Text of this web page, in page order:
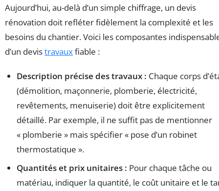
Aujourd’hui, au-delà d’un simple chiffrage, un devis
rénovation doit refléter fidèlement la complexité et les
besoins du chantier. Voici les composantes
d’un devistravauxfiable :
Description précise des travaux : Chaque corps
(démolition, maçonnerie, plomberie, électricité,
revêtements, menuiserie) doit être explicitement
détaillé. Par exemple, il ne suffit pas de mentionner
« plomberie » mais spécifier « pose d’un robinet
thermostatique ».
Quantités et prix unitaires : Pour chaque tâche ou
matériau, indiquer la quantité, le coût unitaire et le